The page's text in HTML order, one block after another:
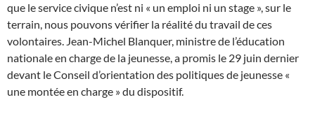
que le service civique n’est ni « un emploi ni un stage », sur le
terrain, nous pouvons vérifier la réalité du travail de ces
volontaires. Jean-Michel Blanquer, ministre de l’éducation
nationale en charge de la jeunesse, a promis le 29 juin dernier
devant le Conseil d’orientation des politiques de jeunesse «
une montée en charge » du dispositif.